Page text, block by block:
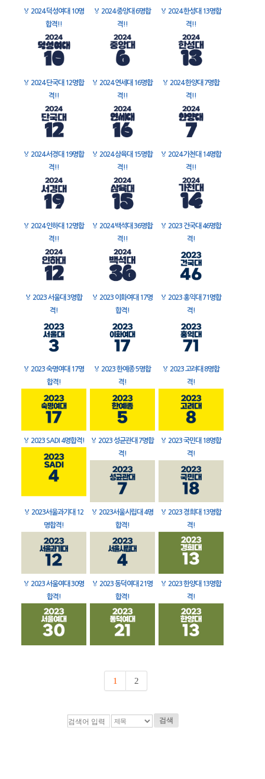
🏅 2024 덕성여대 10명
합격!!
🏅 2024 중앙대 6명합
격!!
🏅 2024 한성대 13명합
격!!
🏅 2024 단국대 12명합
격!!
🏅 2024 연세대 16명합
격!!
🏅 2024 한양대 7명합
격!!
🏅 2024 서경대 19명합
격!!
🏅 2024 삼육대 15명합
격!!
🏅 2024 가천대 14명합
격!!
🏅 2024 인하대 12명합
격!!
🏅 2024 백석대 36명합
격!!
🏅 2023 건국대 46명합
격!
🏅 2023 서울대 3명합
격!
🏅 2023 이화여대 17명
합격!
🏅 2023 홍익대 71명합
격!
🏅 2023 숙명여대 17명
합격!
🏅 2023 한예종 5명합
격!
🏅 2023 고려대 8명합
격!
🏅 2023 SADI 4명합격! 🏅 2023 성균관대 7명합
격!
🏅 2023 국민대 18명합
격!
🏅 2023서울과기대 12
명합격!
🏅 2023서울시립대 4명
합격!
🏅 2023 경희대 13명합
격!
🏅 2023 서울여대 30명
합격!
🏅 2023 동덕여대 21명
합격!
🏅 2023 한양대 13명합
격!
1 2
검색